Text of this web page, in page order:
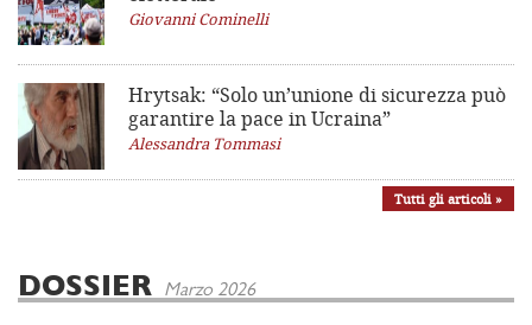
Giovanni Cominelli
Hrytsak: “Solo un’unione di sicurezza può
garantire la pace in Ucraina”
Alessandra Tommasi
Tutti gli articoli »
DOSSIER Marzo 2026